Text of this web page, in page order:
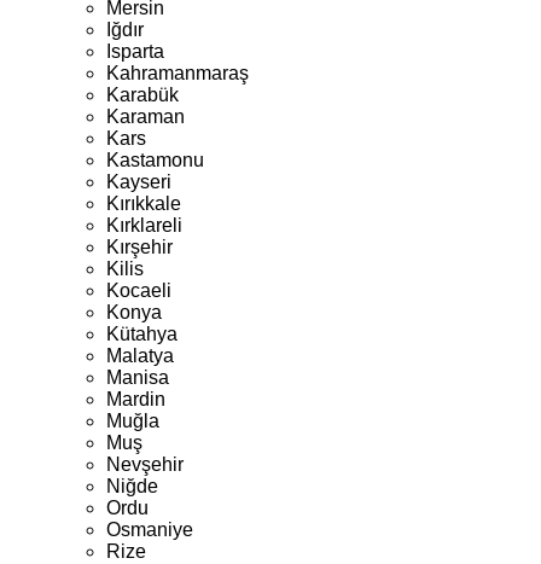
Mersin
Iğdır
Isparta
Kahramanmaraş
Karabük
Karaman
Kars
Kastamonu
Kayseri
Kırıkkale
Kırklareli
Kırşehir
Kilis
Kocaeli
Konya
Kütahya
Malatya
Manisa
Mardin
Muğla
Muş
Nevşehir
Niğde
Ordu
Osmaniye
Rize